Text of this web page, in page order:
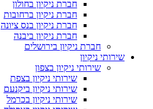
חברת ניקיון בחולון
חברת ניקיון ברחובות
חברת ניקיון בנס ציונה
חברת ניקיון ביבנה
חברת ניקיון בירושלים
שירותי ניקיון
שירותי ניקיון בצפון
שירותי ניקיון בצפת
שירותי ניקיון ביקנעם
שירותי ניקיון בכרמל